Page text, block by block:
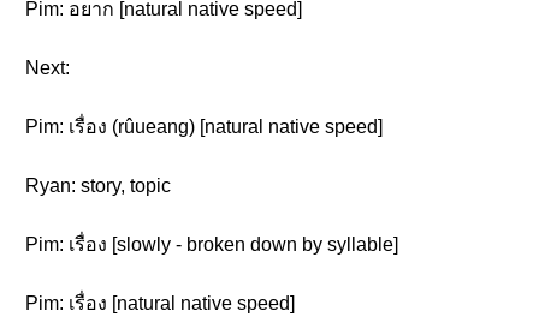
Pim: อยาก [natural native speed]
Next:
Pim: เรื่อง (rûueang) [natural native speed]
Ryan: story, topic
Pim: เรื่อง [slowly - broken down by syllable]
Pim: เรื่อง [natural native speed]